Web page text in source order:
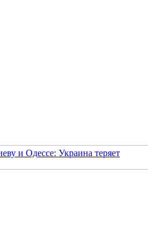
и Одессе: Украина теряет